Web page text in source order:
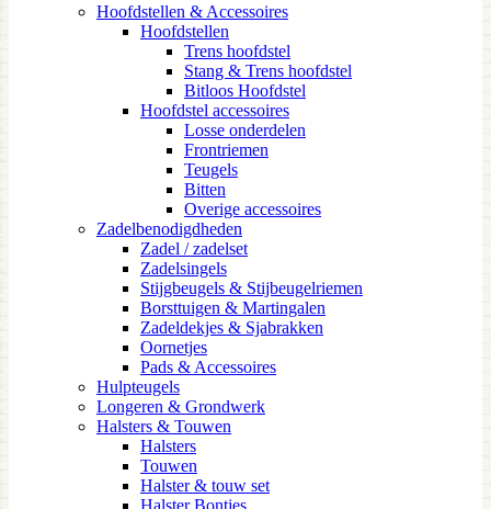
Hoofdstellen & Accessoires
Hoofdstellen
Trens hoofdstel
Stang & Trens hoofdstel
Bitloos Hoofdstel
Hoofdstel accessoires
Losse onderdelen
Frontriemen
Teugels
Bitten
Overige accessoires
Zadelbenodigdheden
Zadel / zadelset
Zadelsingels
Stijgbeugels & Stijbeugelriemen
Borsttuigen & Martingalen
Zadeldekjes & Sjabrakken
Oornetjes
Pads & Accessoires
Hulpteugels
Longeren & Grondwerk
Halsters & Touwen
Halsters
Touwen
Halster & touw set
Halster Bontjes